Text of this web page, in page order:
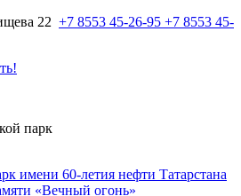
22 +7 8553 45-26-95 +7 8553 45-
парк
имени 60-летия нефти Татарстана
«Вечный огонь»